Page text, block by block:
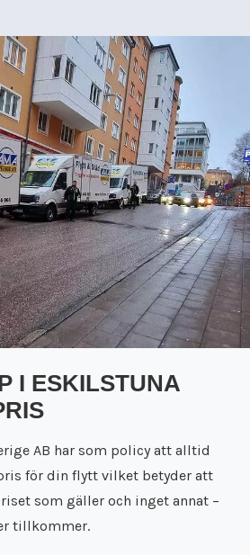
I ESKILSTUNA
AB har som policy att alltid
för din flytt vilket betyder att
som gäller och inget annat –
tillkommer.